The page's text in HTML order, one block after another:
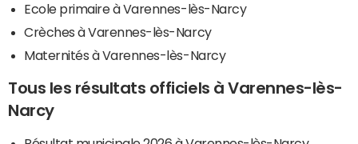
Ecole primaire à Varennes-lès-Narcy
Crèches à Varennes-lès-Narcy
Maternités à Varennes-lès-Narcy
Tous les résultats officiels à Varennes-lès-
Narcy